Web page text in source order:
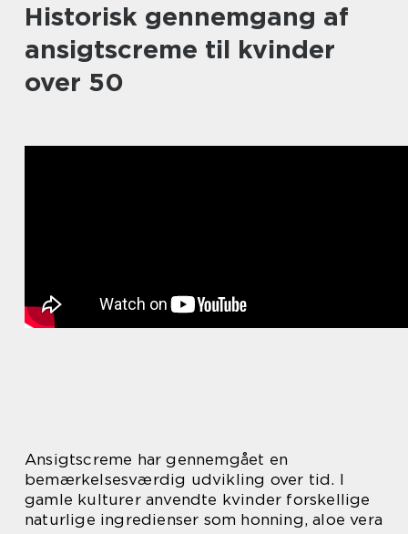
Historisk gennemgang af
ansigtscreme til kvinder
over 50
Ansigtscreme har gennemgået en
bemærkelsesværdig udvikling over tid. I
gamle kulturer anvendte kvinder forskellige
naturlige ingredienser som honning, aloe vera